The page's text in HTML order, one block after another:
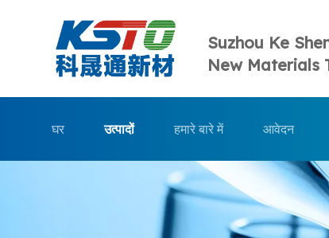
Suzhou Ke
New Materials
घर उत्पादों हमारे बारे में आवेदन